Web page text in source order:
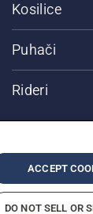
Kosilice
Puhači
Rideri
ACCEPT
DO NOT SELL OR